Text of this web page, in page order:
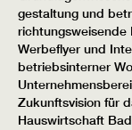
gestaltung und
richtungsweisende
Werbeflyer und
betriebsinterner
Zukunftsvision für
Hauswirtschaft